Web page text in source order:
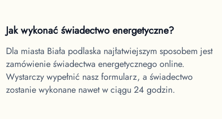
Jak wykonać świadectwo energetyczne?
Dla miasta Biała podlaska najłatwiejszym sposobem jest
zamówienie świadectwa energetycznego online.
Wystarczy wypełnić nasz formularz, a świadectwo
zostanie wykonane nawet w ciągu 24 godzin.